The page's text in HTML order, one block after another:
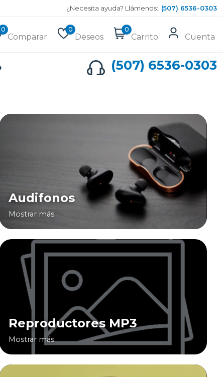
¿Necesita ayuda? Llámenos: (507) 6536-0303
0
Comparar
0
Deseos
0
Carrito Cuenta
(507) 6536-0303
Audifonos
Mostrar más
Reproductores MP3
Mostrar más